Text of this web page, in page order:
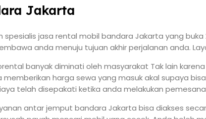
Jakarta
jasa rental mobil bandara Jakarta yang
anda menuju tujuan akhir perjalanan anda.
banyak diminati oleh masyarakat Tak lain
memberikan harga sewa yang masuk akal supaya
telah disepakati ketika anda melakukan
antar jemput bandara Jakarta bisa diakses